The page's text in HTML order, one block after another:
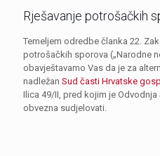
Rješavanje potrošačkih
Temeljem odredbe članka 22.
potrošačkih sporova („Narodne
obavještavamo Vas da je za
nadležan Sud časti Hrvatske
Ilica 49/II, pred kojim je
obvezna sudjelovati.